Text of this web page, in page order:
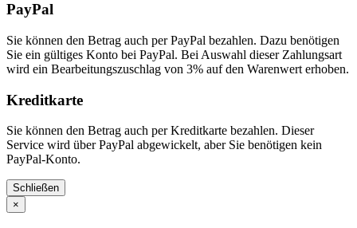
PayPal
Sie können den Betrag auch per PayPal bezahlen. Dazu benötigen
Sie ein gültiges Konto bei PayPal. Bei Auswahl dieser Zahlungsart
wird ein Bearbeitungszuschlag von 3% auf den Warenwert erhoben.
Kreditkarte
Sie können den Betrag auch per Kreditkarte bezahlen. Dieser
Service wird über PayPal abgewickelt, aber Sie benötigen kein
PayPal-Konto.
Schließen
×